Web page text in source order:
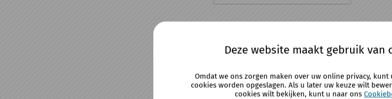
Deze website maakt gebruik van
Omdat we ons zorgen maken over uw online privacy, kunt
cookies worden opgeslagen. Als u later uw keuze wilt
cookies wilt bekijken, kunt u naar ons